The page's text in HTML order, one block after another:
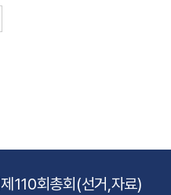
제110회총회(선거,자료)